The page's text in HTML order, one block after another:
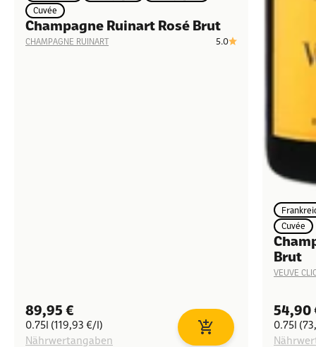
Cuvée
Champagne Ruinart Rosé Brut
CHAMPAGNE RUINART 5.0
Angebot
89,95 €
0.75l (119,93 €/l)
Nährwertangaben
In den Warenkorb
Cuvée
Brut
VEUVE
54,90
0.75l